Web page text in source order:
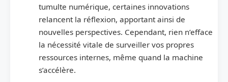
tumulte numérique, certaines innovations
relancent la réflexion, apportant ainsi de
nouvelles perspectives. Cependant, rien n’efface
la nécessité vitale de surveiller vos propres
ressources internes, même quand la machine
s’accélère.